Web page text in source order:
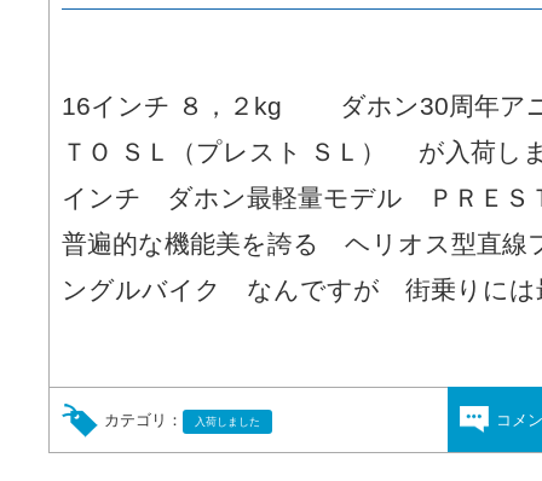
16インチ ８，２kg ダホン30周年ア
ＴＯ ＳＬ（プレスト ＳＬ） が入荷し
インチ ダホン最軽量モデル ＰＲＥ
普遍的な機能美を誇る ヘリオス型直
ングルバイク なんですが 街乗りに
カテゴリ： 入荷しました コメ